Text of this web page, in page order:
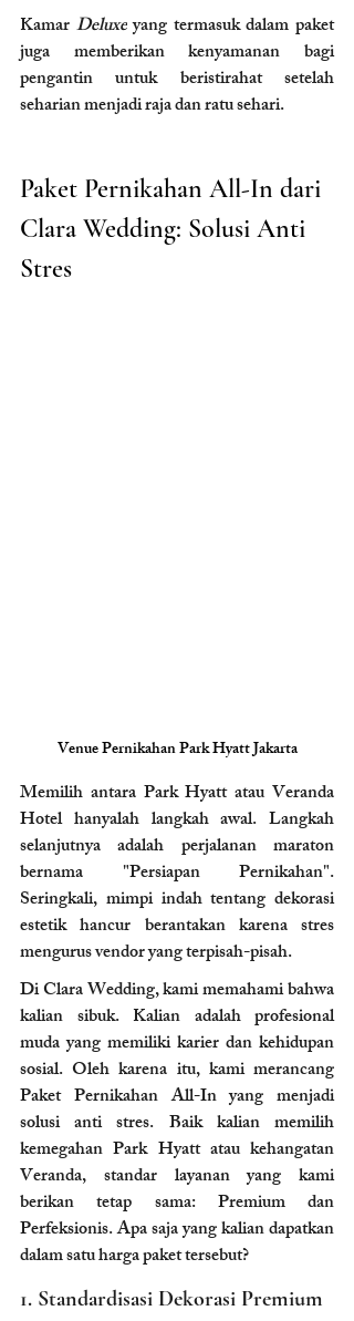
Kamar Deluxe yang termasuk dalam paket
juga memberikan kenyamanan bagi
pengantin untuk beristirahat setelah
seharian menjadi raja dan ratu sehari.
Paket Pernikahan All-In dari
Clara Wedding: Solusi Anti
Stres
Venue Pernikahan Park Hyatt Jakarta
Memilih antara Park Hyatt atau Veranda
Hotel hanyalah langkah awal. Langkah
selanjutnya adalah perjalanan maraton
bernama "Persiapan Pernikahan".
Seringkali, mimpi indah tentang dekorasi
estetik hancur berantakan karena stres
mengurus vendor yang terpisah-pisah.
Di Clara Wedding, kami memahami bahwa
kalian sibuk. Kalian adalah profesional
muda yang memiliki karier dan kehidupan
sosial. Oleh karena itu, kami merancang
Paket Pernikahan All-In yang menjadi
solusi anti stres. Baik kalian memilih
kemegahan Park Hyatt atau kehangatan
Veranda, standar layanan yang kami
berikan tetap sama: Premium dan
Perfeksionis. Apa saja yang kalian dapatkan
dalam satu harga paket tersebut?
1. Standardisasi Dekorasi Premium